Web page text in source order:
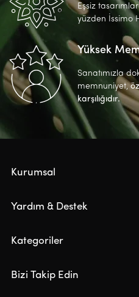
Eşsiz
yüzden İssimo
Yüksek
Sanatımızla
memnuniyet,
karşılığıdır.
Kurumsal
Yardım & Destek
Kategoriler
Bizi Takip Edin